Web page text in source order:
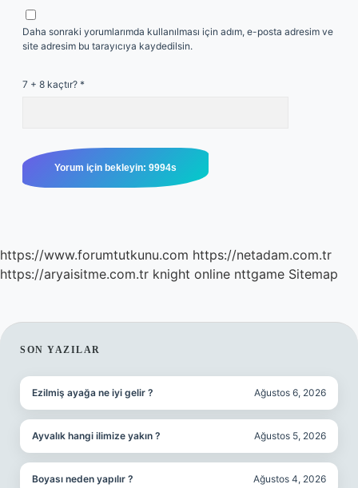
Daha sonraki yorumlarımda kullanılması için adım, e-posta adresim ve
site adresim bu tarayıcıya kaydedilsin.
7 + 8 kaçtır? *
https://www.forumtutkunu.com https://netadam.com.tr
https://aryaisitme.com.tr knight online nttgame Sitemap
SIDEBAR
SON YAZILAR
Ezilmiş ayağa ne iyi gelir ? Ağustos 6, 2026
Ayvalık hangi ilimize yakın ? Ağustos 5, 2026
Boyası neden yapılır ? Ağustos 4, 2026